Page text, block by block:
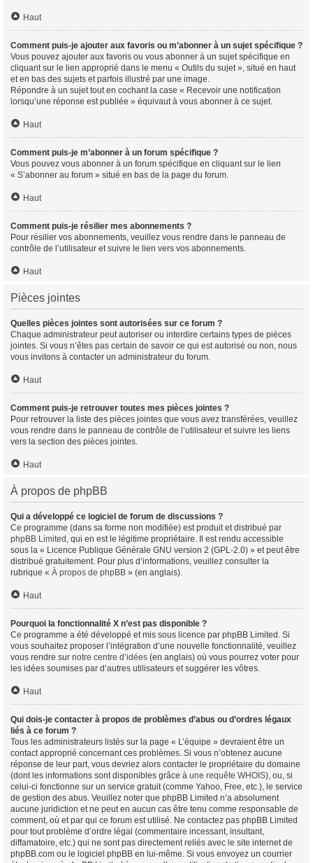
Haut
Comment puis-je ajouter aux favoris ou m’abonner à un sujet spécifique ?
Vous pouvez ajouter aux favoris ou vous abonner à un sujet spécifique en
cliquant sur le lien approprié dans le menu « Outils du sujet », situé en haut
et en bas des sujets et parfois illustré par une image.
Répondre à un sujet tout en cochant la case « Recevoir une notification
lorsqu’une réponse est publiée » équivaut à vous abonner à ce sujet.
Haut
Comment puis-je m’abonner à un forum spécifique ?
Vous pouvez vous abonner à un forum spécifique en cliquant sur le lien
« S’abonner au forum » situé en bas de la page du forum.
Haut
Comment puis-je résilier mes abonnements ?
Pour résilier vos abonnements, veuillez vous rendre dans le panneau de
contrôle de l’utilisateur et suivre le lien vers vos abonnements.
Haut
Pièces jointes
Quelles pièces jointes sont autorisées sur ce forum ?
Chaque administrateur peut autoriser ou interdire certains types de pièces
jointes. Si vous n’êtes pas certain de savoir ce qui est autorisé ou non, nous
vous invitons à contacter un administrateur du forum.
Haut
Comment puis-je retrouver toutes mes pièces jointes ?
Pour retrouver la liste des pièces jointes que vous avez transférées, veuillez
vous rendre dans le panneau de contrôle de l’utilisateur et suivre les liens
vers la section des pièces jointes.
Haut
À propos de phpBB
Qui a développé ce logiciel de forum de discussions ?
Ce programme (dans sa forme non modifiée) est produit et distribué par
phpBB Limited , qui en est le légitime propriétaire. Il est rendu accessible
sous la « Licence Publique Générale GNU version 2 (GPL-2.0) » et peut être
distribué gratuitement. Pour plus d’informations, veuillez consulter la
rubrique « À propos de phpBB » (en anglais).
Haut
Pourquoi la fonctionnalité X n’est pas disponible ?
Ce programme a été développé et mis sous licence par phpBB Limited. Si
vous souhaitez proposer l’intégration d’une nouvelle fonctionnalité, veuillez
vous rendre sur notre centre d’idées (en anglais) où vous pourrez voter pour
les idées soumises par d’autres utilisateurs et suggérer les vôtres.
Haut
Qui dois-je contacter à propos de problèmes d’abus ou d’ordres légaux
liés à ce forum ?
Tous les administrateurs listés sur la page « L’équipe » devraient être un
contact approprié concernant ces problèmes. Si vous n’obtenez aucune
réponse de leur part, vous devriez alors contacter le propriétaire du domaine
(dont les informations sont disponibles grâce à une requête WHOIS), ou, si
celui-ci fonctionne sur un service gratuit (comme Yahoo, Free, etc.), le service
de gestion des abus. Veuillez noter que phpBB Limited n’a absolument
aucune juridiction et ne peut en aucun cas être tenu comme responsable de
comment, où et par qui ce forum est utilisé. Ne contactez pas phpBB Limited
pour tout problème d’ordre légal (commentaire incessant, insultant,
diffamatoire, etc.) qui ne sont pas directement reliés avec le site internet de
phpBB.com ou le logiciel phpBB en lui-même. Si vous envoyez un courrier